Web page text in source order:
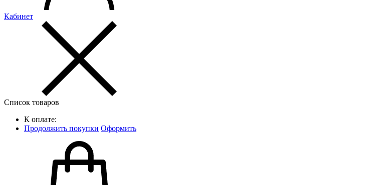
Кабинет
Список товаров
К оплате:
Продолжить покупки Оформить